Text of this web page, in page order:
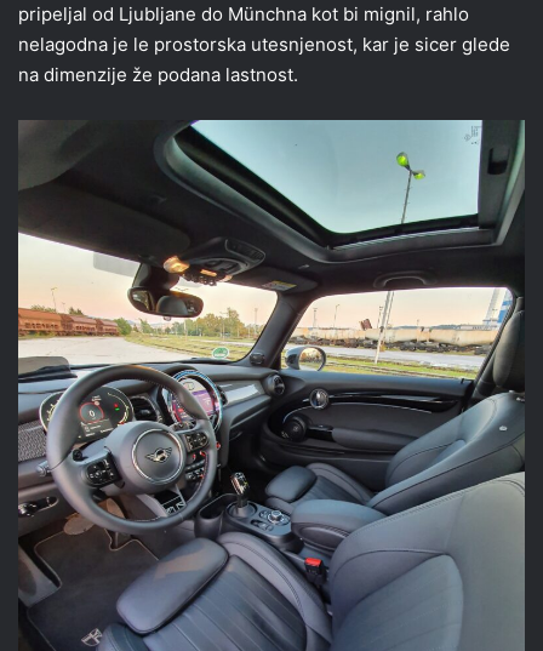
pripeljal od Ljubljane do Münchna kot bi mignil, rahlo
nelagodna je le prostorska utesnjenost, kar je sicer glede
na dimenzije že podana lastnost.